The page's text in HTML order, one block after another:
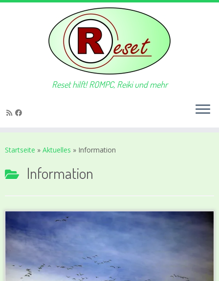
Inhalt
Reset hilft! ROMPC, Reiki und mehr
Startseite » Aktuelles » Information
Information